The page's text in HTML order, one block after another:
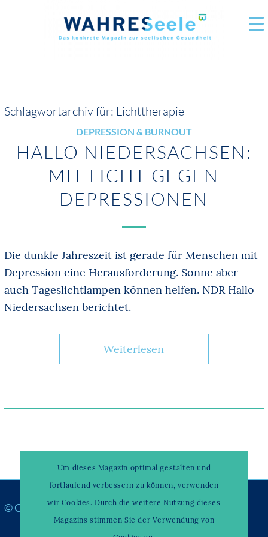
Schlagwortarchiv für: Lichttherapie
DEPRESSION & BURNOUT
HALLO NIEDERSACHSEN:
MIT LICHT GEGEN
DEPRESSIONEN
Die dunkle Jahreszeit ist gerade für Menschen mit
Depression eine Herausforderung. Sonne aber
auch Tageslichtlampen können helfen. NDR Hallo
Niedersachsen berichtet.
Weiterlesen
© Copyright –WAHRENDORFF KLINIKUM
Um dieses Magazin optimal gestalten und
fortlaufend verbessern zu können, verwenden
wir Cookies. Durch die weitere Nutzung dieses
Magazins stimmen Sie der Verwendung von